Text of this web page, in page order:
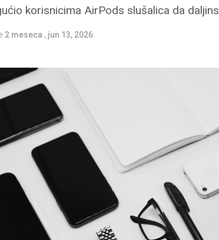
korisnicima AirPods slušalica da
2 meseca , jun 13, 2026